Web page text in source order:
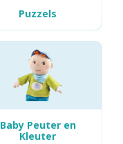
Puzzels
Baby Peuter en
Kleuter